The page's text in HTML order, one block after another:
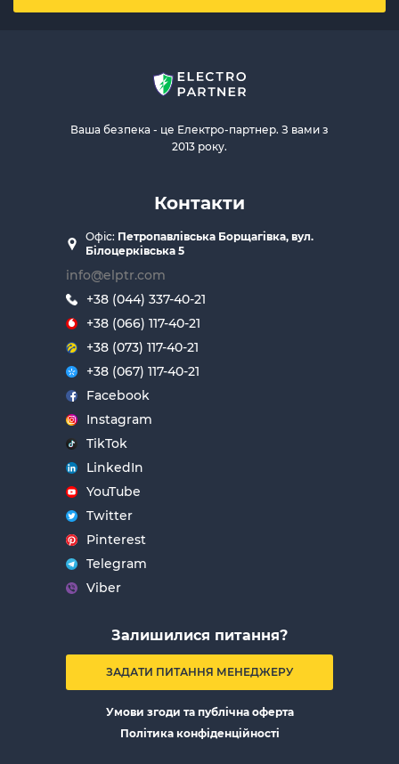
Ваша безпека - це Електро-партнер. З вами з
2013 року.
Контакти
Офіс: Петропавлівська Борщагівка, вул.
Білоцерківська 5
info@elptr.com
+38 (044) 337-40-21
+38 (066) 117-40-21
+38 (073) 117-40-21
+38 (067) 117-40-21
Facebook
Instagram
TikTok
LinkedIn
YouTube
Twitter
Pinterest
Telegram
Viber
Залишилися питання?
ЗАДАТИ ПИТАННЯ МЕНЕДЖЕРУ
Умови згоди та публічна оферта
Політика конфіденційності